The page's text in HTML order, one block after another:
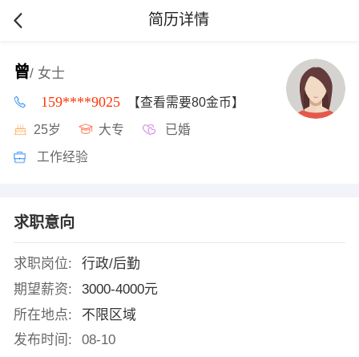
简历详情
曾/ 女士
159****9025 【查看需要80金币】
25岁 大专 已婚
工作经验
求职意向
求职岗位:
行政/后勤
期望薪资:
3000-4000元
所在地点:
不限区域
发布时间:
08-10